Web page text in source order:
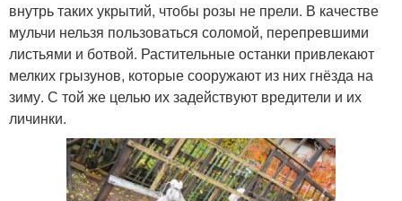
внутрь таких укрытий, чтобы розы не прели. В качестве
мульчи нельзя пользоваться соломой, перепревшими
листьями и ботвой. Растительные останки привлекают
мелких грызунов, которые сооружают из них гнёзда на
зиму. С той же целью их задействуют вредители и их
личинки.